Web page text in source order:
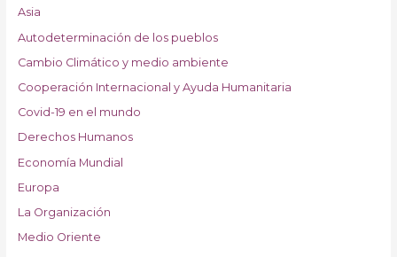
Asia
Autodeterminación de los pueblos
Cambio Climático y medio ambiente
Cooperación Internacional y Ayuda Humanitaria
Covid-19 en el mundo
Derechos Humanos
Economía Mundial
Europa
La Organización
Medio Oriente